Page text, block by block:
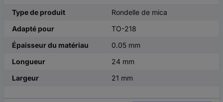
Type de produit
Rondelle de mica
Adapté pour
TO-218
Épaisseur du matériau
0.05 mm
Longueur
24 mm
Largeur
21 mm